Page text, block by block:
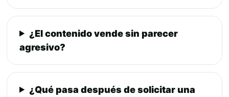
¿El contenido vende sin parecer
agresivo?
¿Qué pasa después de solicitar una